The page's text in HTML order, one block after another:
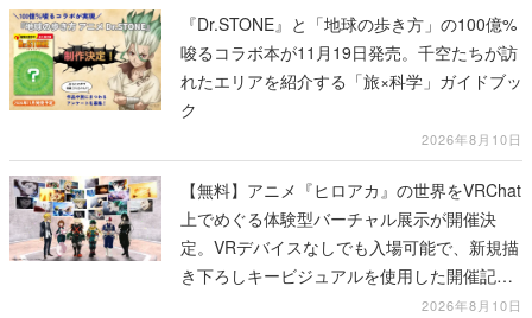
『Dr.STONE』と「地球の歩き方」の100億%
唆るコラボ本が11月19日発売。千空たちが訪
れたエリアを紹介する「旅×科学」ガイドブッ
ク
2026年8月10日
【無料】アニメ『ヒロアカ』の世界をVRChat
上でめぐる体験型バーチャル展示が開催決
定。VRデバイスなしでも入場可能で、新規描
き下ろしキービジュアルを使用した開催記念
2026年8月10日